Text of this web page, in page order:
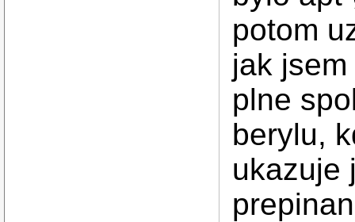
potom
jak
plne
berylu,
ukazuje